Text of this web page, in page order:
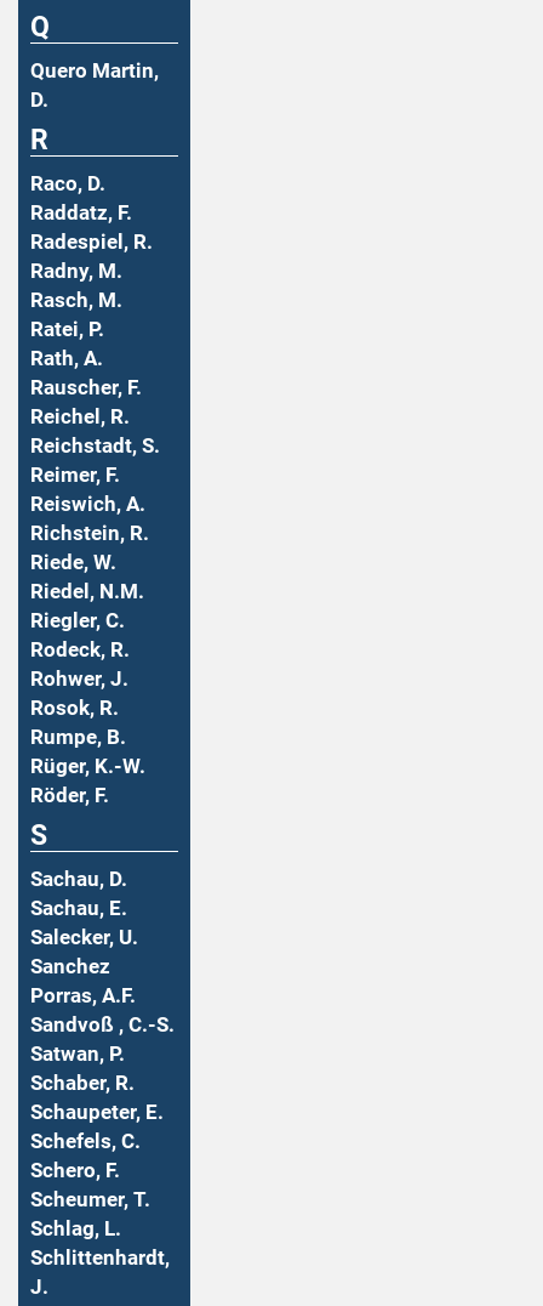
Q
Quero Martin,
D.
R
Raco, D.
Raddatz, F.
Radespiel, R.
Radny, M.
Rasch, M.
Ratei, P.
Rath, A.
Rauscher, F.
Reichel, R.
Reichstadt, S.
Reimer, F.
Reiswich, A.
Richstein, R.
Riede, W.
Riedel, N.M.
Riegler, C.
Rodeck, R.
Rohwer, J.
Rosok, R.
Rumpe, B.
Rüger, K.-W.
Röder, F.
S
Sachau, D.
Sachau, E.
Salecker, U.
Sanchez
Porras, A.F.
Sandvoß , C.-S.
Satwan, P.
Schaber, R.
Schaupeter, E.
Schefels, C.
Schero, F.
Scheumer, T.
Schlag, L.
Schlittenhardt,
J.